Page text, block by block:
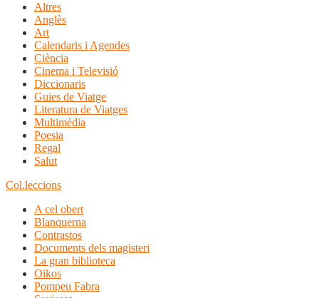
Altres
Anglès
Art
Calendaris i Agendes
Ciència
Cinema i Televisió
Diccionaris
Guies de Viatge
Literatura de Viatges
Multimèdia
Poesia
Regal
Salut
Col.leccions
A cel obert
Blanquerna
Contrastos
Documents dels magisteri
La gran biblioteca
Oikos
Pompeu Fabra